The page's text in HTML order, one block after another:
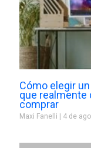
Cómo elegir
que realmente
comprar
Maxi Fanelli 4 de